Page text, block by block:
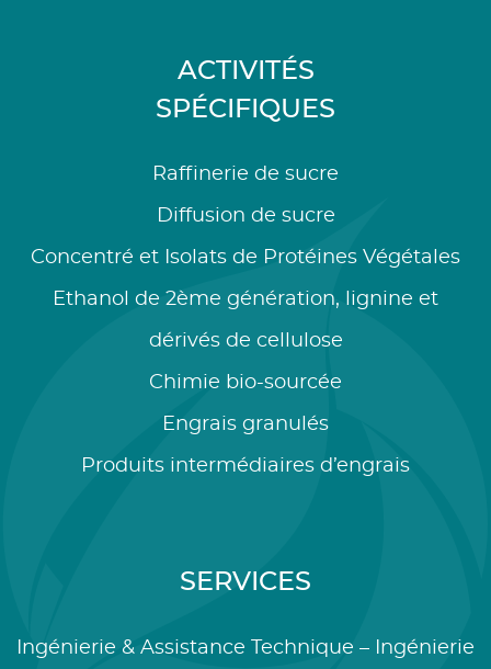
ACTIVITÉS
SPÉCIFIQUES
Raffinerie de sucre
Diffusion de sucre
Concentré et Isolats de Protéines Végétales
Ethanol de 2ème génération, lignine et
dérivés de cellulose
Chimie bio-sourcée
Engrais granulés
Produits intermédiaires d’engrais
SERVICES
Ingénierie & Assistance Technique – Ingénierie